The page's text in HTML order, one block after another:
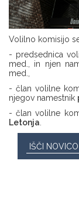
Volilno komisijo
- predsednica
med., in njen
med.,
- član volilne
njegov namestnik
- član volilne
Letonja